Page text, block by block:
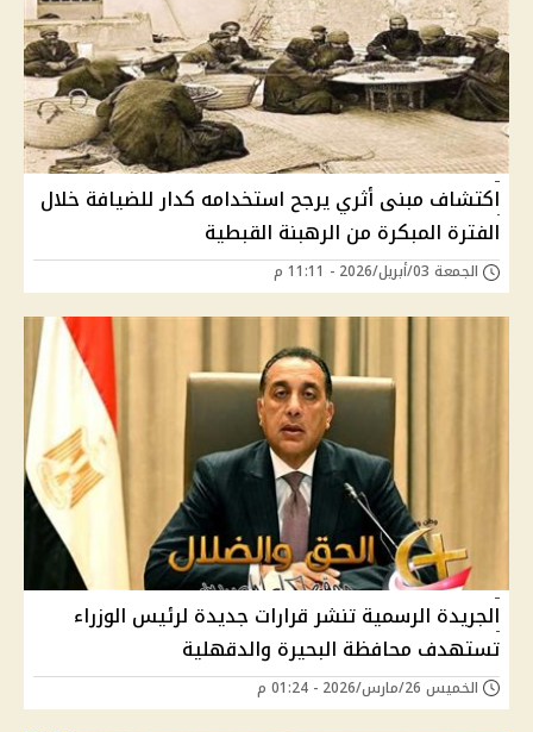
اكتشاف مبنى أثري يرجح استخدامه كدار للضيافة خلال
الفترة المبكرة من الرهبنة القبطية
الجمعة 03/أبريل/2026 - 11:11 م
الجريدة الرسمية تنشر قرارات جديدة لرئيس الوزراء
تستهدف محافظة البحيرة والدقهلية
الخميس 26/مارس/2026 - 01:24 م